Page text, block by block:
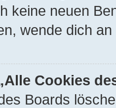
keine neuen
wende dich
Cookies
Boards